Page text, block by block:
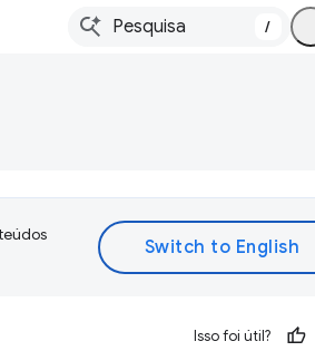
/
Isso foi útil?